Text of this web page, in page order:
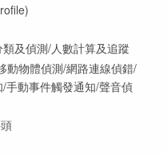
及偵測/人數計算及追蹤
動物體偵測/網路連線偵錯/
手動事件觸發通知/聲音偵